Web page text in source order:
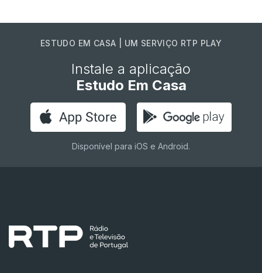
ESTUDO EM CASA | UM SERVIÇO RTP PLAY
Instale a aplicação
Estudo Em Casa
Disponível para iOS e Android.